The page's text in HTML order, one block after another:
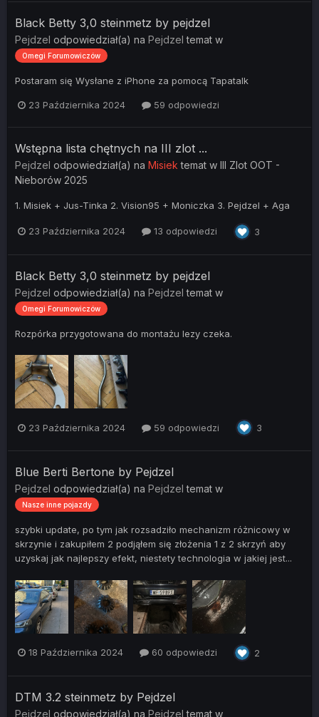
Black Betty 3,0 steinmetz by pejdzel
Pejdzel odpowiedział(a) na Pejdzel temat w
Omegi Forumowiczów
Postaram się Wysłane z iPhone za pomocą Tapatalk
23 Października 2024 59 odpowiedzi
Wstępna lista chętnych na III zlot ...
Pejdzel odpowiedział(a) na Misiek temat w III Zlot OOT -
Nieborów 2025
1. Misiek + Jus-Tinka 2. Vision95 + Moniczka 3. Pejdzel + Aga
23 Października 2024 13 odpowiedzi 3
Black Betty 3,0 steinmetz by pejdzel
Pejdzel odpowiedział(a) na Pejdzel temat w
Omegi Forumowiczów
Rozpórka przygotowana do montażu lezy czeka.
23 Października 2024 59 odpowiedzi 3
Blue Berti Bertone by Pejdzel
Pejdzel odpowiedział(a) na Pejdzel temat w
Nasze inne pojazdy
szybki update, po tym jak rozsadziło mechanizm różnicowy w
skrzynie i zakupiłem 2 podjąłem się złożenia 1 z 2 skrzyń aby
uzyskaj jak najlepszy efekt, niestety technologia w jakiej jest...
18 Października 2024 60 odpowiedzi 2
DTM 3.2 steinmetz by Pejdzel
Pejdzel odpowiedział(a) na Pejdzel temat w